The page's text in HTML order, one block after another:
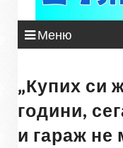
Меню
„Купих си
години,
и гараж не